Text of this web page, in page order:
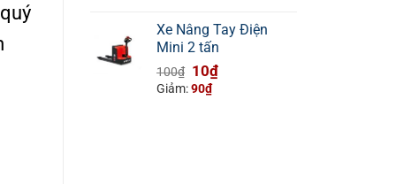
10₫.
Xe Nâng Tay Điện
Mini 2 tấn
100₫ Giá
gốc
10₫Giá
Giảm:90₫